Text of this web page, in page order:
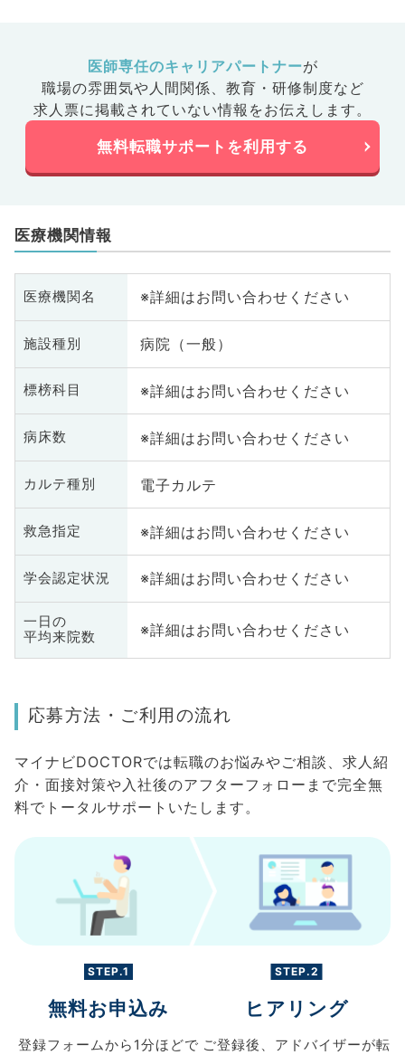
医師専任のキャリアパートナーが
職場の雰囲気や人間関係、 教育・研修制度など
求人票に掲載されていない情報をお伝えします。
無料転職サポートを利用する
医療機関情報
医療機関名 ※詳細はお問い合わせください
施設種別 病院（一般）
標榜科目 ※詳細はお問い合わせください
病床数 ※詳細はお問い合わせください
カルテ種別 電子カルテ
救急指定 ※詳細はお問い合わせください
学会認定状況 ※詳細はお問い合わせください
一日の
平均来院数
※詳細はお問い合わせください
応募方法・ご利用の流れ
マイナビDOCTORでは転職のお悩みやご相談、求人紹
介・面接対策や入社後のアフターフォローまで完全無
料でトータルサポートいたします。
STEP.1
無料お申込み
登録フォームから 1分ほどで
STEP.2
ヒアリング
ご登録後、 アドバイザーが転